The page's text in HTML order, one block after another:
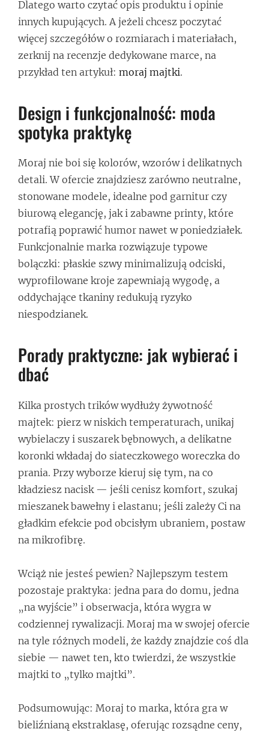
Dlatego warto czytać opis produktu i opinie
innych kupujących. A jeżeli chcesz poczytać
więcej szczegółów o rozmiarach i materiałach,
zerknij na recenzje dedykowane marce, na
przykład ten artykuł: moraj majtki.
Design i funkcjonalność: moda
spotyka praktykę
Moraj nie boi się kolorów, wzorów i delikatnych
detali. W ofercie znajdziesz zarówno neutralne,
stonowane modele, idealne pod garnitur czy
biurową elegancję, jak i zabawne printy, które
potrafią poprawić humor nawet w poniedziałek.
Funkcjonalnie marka rozwiązuje typowe
bolączki: płaskie szwy minimalizują odciski,
wyprofilowane kroje zapewniają wygodę, a
oddychające tkaniny redukują ryzyko
niespodzianek.
Porady praktyczne: jak wybierać i
dbać
Kilka prostych trików wydłuży żywotność
majtek: pierz w niskich temperaturach, unikaj
wybielaczy i suszarek bębnowych, a delikatne
koronki wkładaj do siateczkowego woreczka do
prania. Przy wyborze kieruj się tym, na co
kładziesz nacisk — jeśli cenisz komfort, szukaj
mieszanek bawełny i elastanu; jeśli zależy Ci na
gładkim efekcie pod obcisłym ubraniem, postaw
na mikrofibrę.
Wciąż nie jesteś pewien? Najlepszym testem
pozostaje praktyka: jedna para do domu, jedna
„na wyjście” i obserwacja, która wygra w
codziennej rywalizacji. Moraj ma w swojej ofercie
na tyle różnych modeli, że każdy znajdzie coś dla
siebie — nawet ten, kto twierdzi, że wszystkie
majtki to „tylko majtki”.
Podsumowując: Moraj to marka, która gra w
bieliźnianą ekstraklasę, oferując rozsądne ceny,